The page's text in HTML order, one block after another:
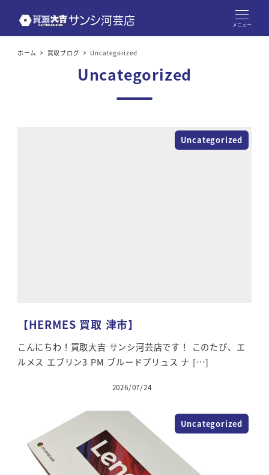
メニュー
ホーム 買取ブログ Uncategorized
Uncategorized
Uncategorized
【HERMES 買取 津市】
こんにちわ！買取大吉 サンシ河芸店です！ このたび、エ
ルメス エブリン3 PM ブルードプリュス ナ […]
2026/07/24
Uncategorized